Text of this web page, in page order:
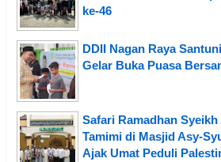
ke-46
DDII Nagan Raya
Gelar Buka Puasa
Safari Ramadhan
Tamimi di Masjid Asy-
Ajak Umat Peduli